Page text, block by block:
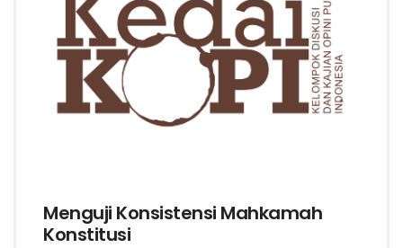
Menguji Konsistensi Mahkamah
Konstitusi